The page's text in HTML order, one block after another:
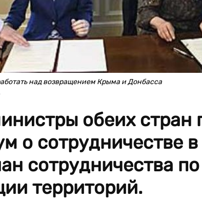
над возвращением Крыма и Донбасса
обеих стран
о сотрудничестве
сотрудничества по
территорий.